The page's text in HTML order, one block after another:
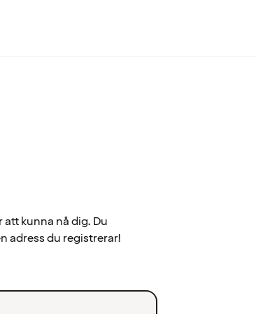
kunna nå dig. Du
adress du registrerar!